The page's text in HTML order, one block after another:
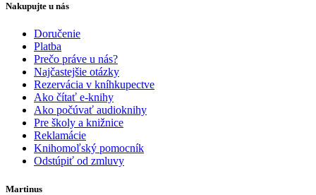
Nakupujte u nás
Doručenie
Platba
Prečo práve u nás?
Najčastejšie otázky
Rezervácia v kníhkupectve
Ako čítať e-knihy
Ako počúvať audioknihy
Pre školy a knižnice
Reklamácie
Knihomoľský pomocník
Odstúpiť od zmluvy
Martinus